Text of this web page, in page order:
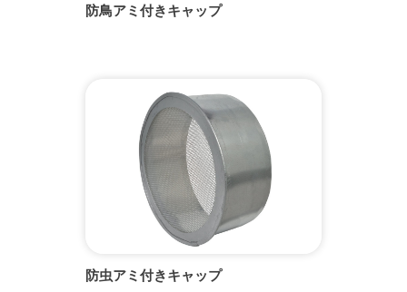
防鳥アミ付きキャップ
防虫アミ付きキャップ